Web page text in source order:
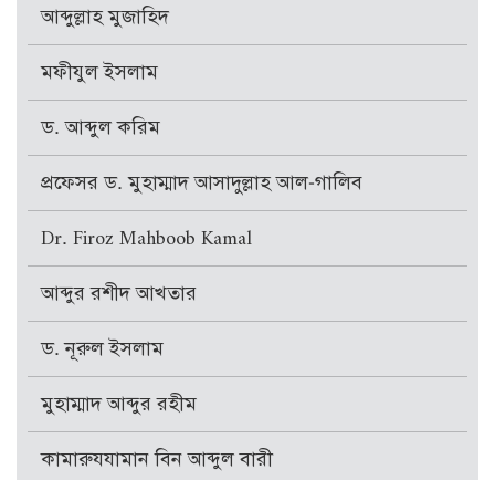
আব্দুল্লাহ মুজাহিদ
মফীযুল ইসলাম
ড. আব্দুল করিম
প্রফেসর ড. মুহাম্মাদ আসাদুল্লাহ আল-গালিব
Dr. Firoz Mahboob Kamal
আব্দুর রশীদ আখতার
ড. নূরুল ইসলাম
মুহাম্মাদ আব্দুর রহীম
কামারুযযামান বিন আব্দুল বারী